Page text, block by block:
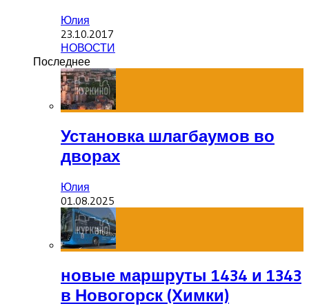
Юлия
23.10.2017
НОВОСТИ
Последнее
Установка шлагбаумов во
дворах
Юлия
01.08.2025
новые маршруты 1434 и 1343
в Новогорск (Химки)